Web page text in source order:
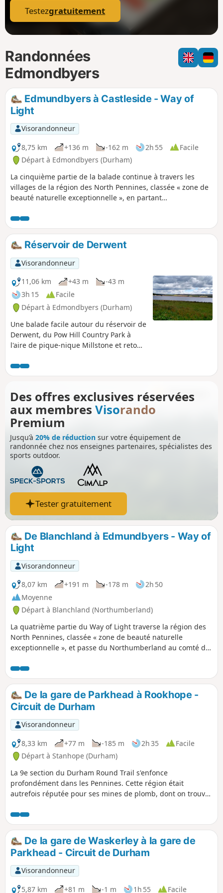
Testezgratuitement
Randonnées
Edmondbyers
Edmundbyers à Castleside - Way of
Light
Visorandonneur
8,75 km
+136 m -162 m 2h 55
Facile
Départ à Edmondbyers (Durham)
La cinquième partie de la balade continue à travers les
villages de la région des North Pennines, classée « zone de
beauté naturelle exceptionnelle », en partant
terminant à Castleside, à la lisière de Consett. Cette partie
permet de profiter des paysages, des terres agricoles
ouvertes et des bois paisibles.
Réservoir de Derwent
Visorandonneur
11,06 km
+43 m
-43 m
3h 15
Facile
Départ à Edmondbyers (Durham)
Une balade facile autour du réservoir de
Derwent, du Pow Hill Country Park à
l'aire de pique-nique Millstone et retour.
des sentiers bien entretenus. Populaire
auprès des excursionnistes, emporte un
Des offres exclusives réservées
aux membres Visorando
Premium
Jusqu’à 20% de réduction sur votre équipement de
randonnée chez nos enseignes partenaires, spécialistes des
sports outdoor.
Tester gratuitement
De Blanchland à Edmundbyers - Way of
Light
Visorandonneur
8,07 km
+191 m -178 m
2h 50
Moyenne
Départ à Blanchland (Northumberland)
La quatrième partie du Way of Light traverse la région des
North Pennines, classée « zone de beauté naturelle
exceptionnelle », et passe du Northumberland au comté de
Blanchland, traverse des landes sauvages en partageant
une partie du Lead Mining Trail et se termine dans le
village tout aussi charmant d'Edmundbyers.
De la gare de Parkhead à Rookhope -
Circuit de Durham
Visorandonneur
8,33 km
+77 m -185 m 2h 35
Facile
Départ à Stanhope (Durham)
La 9e section du Durham Round Trail s'enfonce
profondément dans les Pennines. Cette région était
autrefois réputée pour ses mines de plomb, dont on trouve
d'abord une crête qui monte progressivement, offrant une
vue imprenable sur les Pennines. Elle permet de découvrir
le comté de Durham dans toute sa sauvagerie. La dernière
partie de la randonnée descend en pente raide jusqu'au joli
village de Rookhope.
De la gare de Waskerley à la gare de
Parkhead - Circuit de Durham
Visorandonneur
5,87 km
+81 m -1 m 1h 55 Facile